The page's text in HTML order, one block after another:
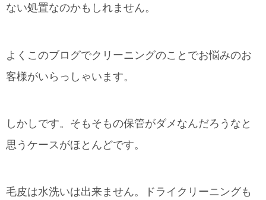
ない処置なのかもしれません。
よくこのブログでクリーニングのことでお悩みのお
客様がいらっしゃいます。
しかしです。そもそもの保管がダメなんだろうなと
思うケースがほとんどです。
毛皮は水洗いは出来ません。ドライクリーニングも